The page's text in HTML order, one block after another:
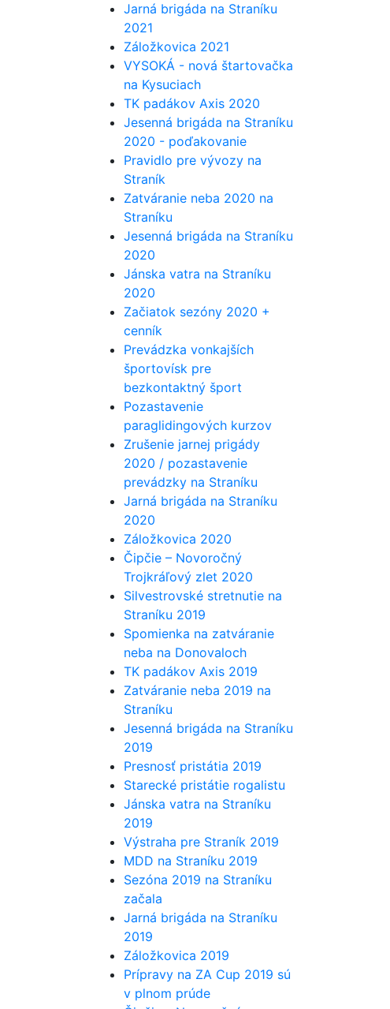
Jarná brigáda na Straníku
2021
Záložkovica 2021
VYSOKÁ - nová štartovačka
na Kysuciach
TK padákov Axis 2020
Jesenná brigáda na Straníku
2020 - poďakovanie
Pravidlo pre vývozy na
Straník
Zatváranie neba 2020 na
Straníku
Jesenná brigáda na Straníku
2020
Jánska vatra na Straníku
2020
Začiatok sezóny 2020 +
cenník
Prevádzka vonkajších
športovísk pre
bezkontaktný šport
Pozastavenie
paraglidingových kurzov
Zrušenie jarnej prigády
2020 / pozastavenie
prevádzky na Straníku
Jarná brigáda na Straníku
2020
Záložkovica 2020
Čipčie – Novoročný
Trojkráľový zlet 2020
Silvestrovské stretnutie na
Straníku 2019
Spomienka na zatváranie
neba na Donovaloch
TK padákov Axis 2019
Zatváranie neba 2019 na
Straníku
Jesenná brigáda na Straníku
2019
Presnosť pristátia 2019
Starecké pristátie rogalistu
Jánska vatra na Straníku
2019
Výstraha pre Straník 2019
MDD na Straníku 2019
Sezóna 2019 na Straníku
začala
Jarná brigáda na Straníku
2019
Záložkovica 2019
Prípravy na ZA Cup 2019 sú
v plnom prúde